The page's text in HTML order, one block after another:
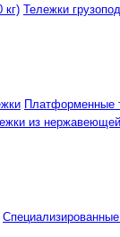
кг) Тележки
Платформенные
из